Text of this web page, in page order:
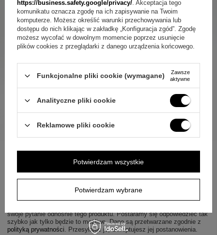
ZAPYTAJ O PRODUKT
swoje pytanie odnośnie tego produktu. Postaramy się odpowiedzieć tak
szybko jak tylko będzie to możliwe.Dane są przetwarzane zgodnie z
polityką prywatności. Przesyłając je, akceptujesz jej postanowienia.
https://business.safety.google/privacy/. Akceptacja tego
komunikatu oznacza zgodę na ich zapisywanie na Twoim
komputerze. Możesz określić warunki przechowywania lub
dostępu do nich klikając w zakładkę „Konfiguracja zgód”. Zgodę
możesz wycofać w dowolnym momencie poprzez usunięcie
plików cookies z przeglądarki z danego urządzenia końcowego.
Funkcjonalne pliki cookie (wymagane)
Zawsze
aktywne
Analityczne pliki cookie
Reklamowe pliki cookie
Potwierdzam wybrane
Potwierdzam wszystkie